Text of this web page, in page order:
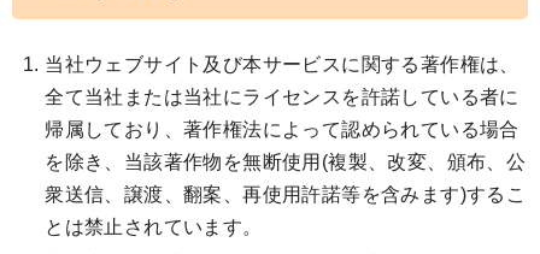
当社ウェブサイト及び本サービスに関する著作権は、
全て当社または当社にライセンスを許諾している者に
帰属しており、著作権法によって認められている場合
を除き、当該著作物を無断使用(複製、改変、頒布、公
衆送信、譲渡、翻案、再使用許諾等を含みます)するこ
とは禁止されています。